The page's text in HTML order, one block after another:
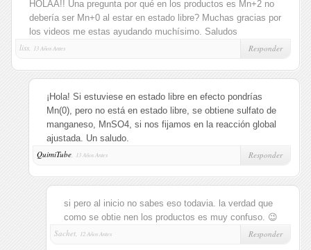
HOLAA!! Una pregunta por qué en los productos es Mn+2 no
debería ser Mn+0 al estar en estado libre? Muchas gracias por
los videos me estas ayudando muchísimo. Saludos
liss,
13 Años Antes Responder
¡Hola! Si estuviese en estado libre en efecto pondrías
Mn(0), pero no está en estado libre, se obtiene sulfato de
manganeso, MnSO4, si nos fijamos en la reacción global
ajustada. Un saludo.
QuimiTube, 13 Años Antes Responder
si pero al inicio no sabes eso todavia. la verdad que
como se obtie nen los productos es muy confuso. 😉
Sachet,
12 Años Antes Responder